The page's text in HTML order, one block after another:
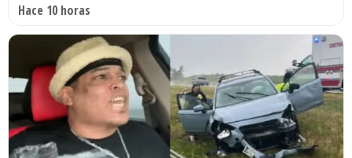
Hace 10 horas